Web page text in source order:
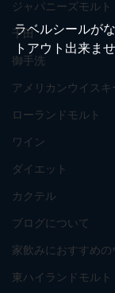
ジャパニーズモルト
千田
御手洗
アメリカンウイスキ
ローランドモルト
ワイン
ダイエット
カクテル
ブログについて
家飲みにおすすめの
東ハイランドモルト
ラベルシールが
トアウト出来ませ